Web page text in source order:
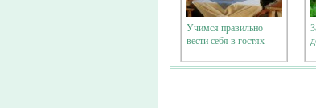
Учимся правильно
вести себя в гостях